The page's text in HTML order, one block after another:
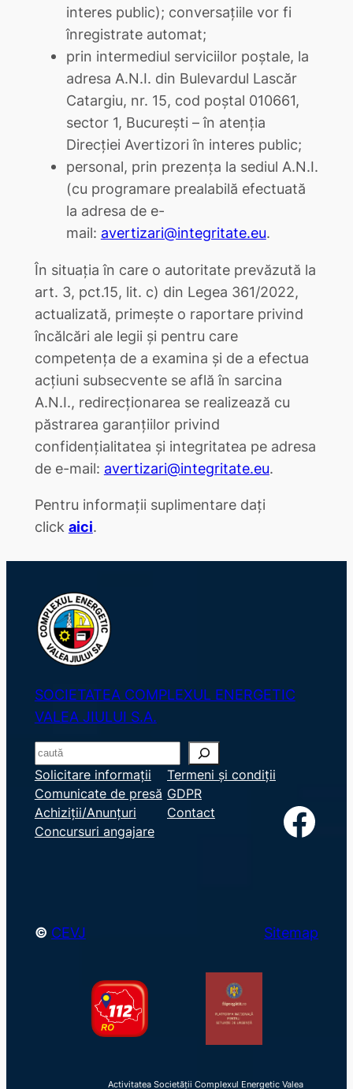
interes public); conversațiile vor fi
înregistrate automat;
prin intermediul serviciilor poștale, la
adresa A.N.I. din Bulevardul Lascăr
Catargiu, nr. 15, cod poștal 010661,
sector 1, București – în atenția
Direcției Avertizori în interes public;
personal, prin prezența la sediul A.N.I.
(cu programare prealabilă efectuată
la adresa de e-
mail: avertizari@integritate.eu.
În situația în care o autoritate prevăzută la
art. 3, pct.15, lit. c) din Legea 361/2022,
actualizată, primește o raportare privind
încălcări ale legii și pentru care
competența de a examina și de a efectua
acțiuni subsecvente se află în sarcina
A.N.I., redirecționarea se realizează cu
păstrarea garanțiilor privind
confidențialitatea și integritatea pe adresa
de e-mail: avertizari@integritate.eu.
Pentru informații suplimentare dați
click aici.
SOCIETATEA COMPLEXUL ENERGETIC
VALEA JIULUI S.A.
S
e
a
r
c
Solicitare informații
Comunicate de presă
Achiziții/Anunțuri
Concursuri angajare
Termeni și condiții
GDPR
Contact
Facebook
© CEVJ Sitemap
Activitatea Societății Complexul Energetic Valea